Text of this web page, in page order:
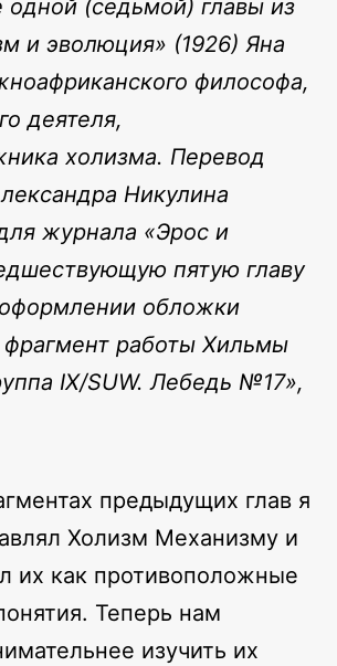
(седьмой) главы из
и эволюция» (1926) Яна
философа,
деятеля,
холизма. Перевод
Никулина
журнала «Эрос и
пятую главу
обложки
фрагмент работы Хильмы
IX/SUW. Лебедь №17»,
предыдущих глав я
Холизм Механизму и
их как противоположные
Теперь нам
изучить их